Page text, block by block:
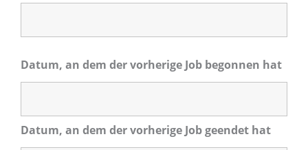
Datum, an dem der vorherige Job begonnen hat
Datum, an dem der vorherige Job geendet hat